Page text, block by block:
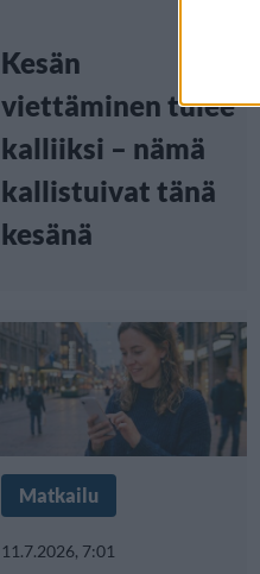
Kesän
viettäminen tulee
kalliiksi – nämä
kallistuivat tänä
kesänä
Matkailu
11.7.2026, 7:01